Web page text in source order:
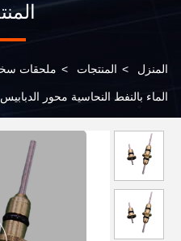
المنزل > المنتجات > ملحقات
الماء بالنفط النحاسية محور